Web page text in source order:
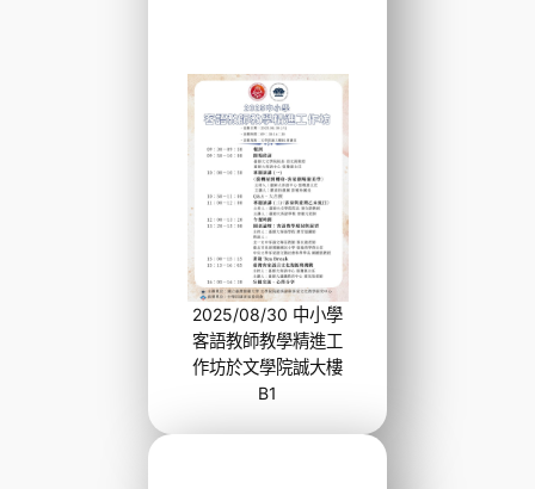
2025/08/30 中小學
客語教師教學精進工
作坊於文學院誠大樓
B1